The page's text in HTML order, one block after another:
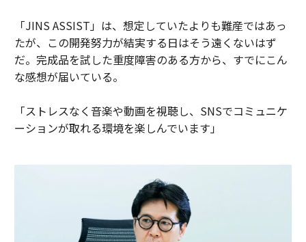
「JINS ASSIST」は、想定していたよりも難産ではあっ
たが、この開発努力が結実する日はそう遠くないはず
だ。完成品を試した重度障害のある方から、すでにこん
な感想が届いている。
「ストレスなく音楽や動画を視聴し、SNSでコミュニケ
ーションが取れる環境を楽しんでいます」